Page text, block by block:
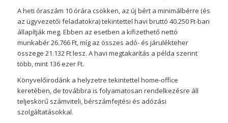
A heti óraszám 10 órára csökken, az új bért a minimálbérre (és
az ügyvezetői feladatokra) tekintettel havi bruttó 40.250 Ft-ban
állapítják meg. Ebben az esetben a kifizethető nettó
munkabér 26.766 Ft, míg az összes adó- és járulékteher
összege 21.132 Ft lesz. A havi megtakarítás a példa szerint
több, mint 136 ezer Ft.
Könyvelőirodánk a helyzetre tekintettel home-office
keretében, de továbbra is folyamatosan rendelkezésre áll
teljeskörű számviteli, bérszámfejtési és adózási
szolgáltatásokkal.